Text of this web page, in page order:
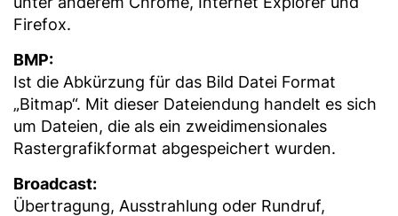
Firefox.
BMP:
Ist die Abkürzung für das Bild Datei Format
„Bitmap“. Mit dieser Dateiendung handelt es sich
um Dateien, die als ein zweidimensionales
Rastergrafikformat abgespeichert wurden.
Broadcast:
Übertragung, Ausstrahlung oder Rundruf,